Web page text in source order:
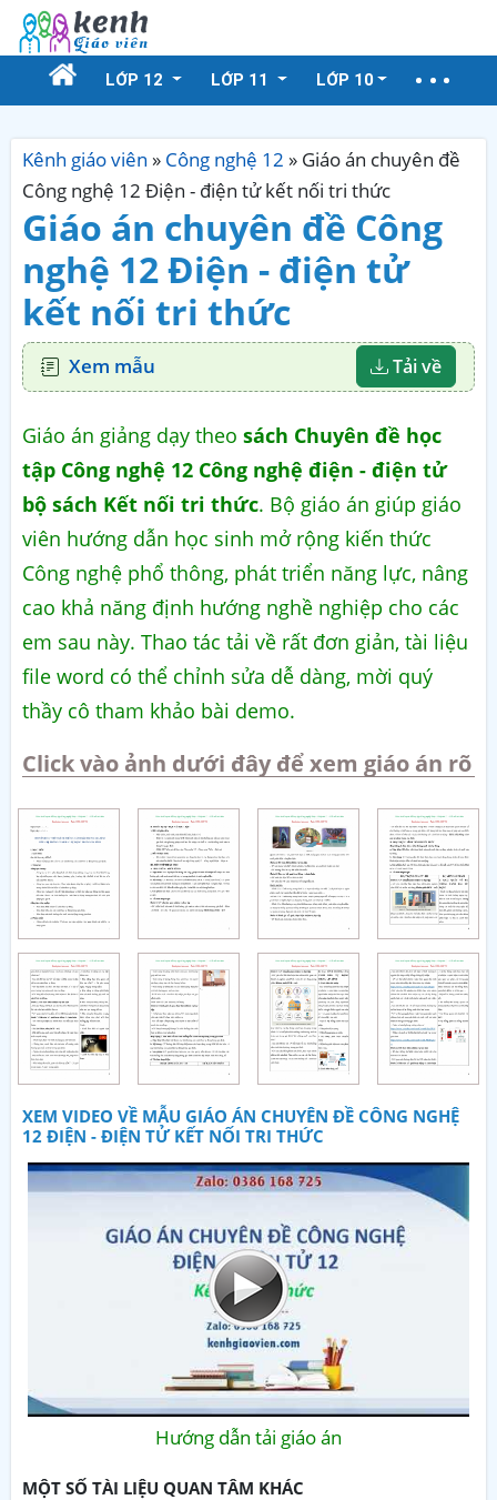
LỚP 12 LỚP 11 LỚP 10
Kênh giáo viên » Công nghệ 12 » Giáo án chuyên đề
Công nghệ 12 Điện - điện tử kết nối tri thức
Giáo án chuyên đề Công
nghệ 12 Điện - điện tử
kết nối tri thức
Xem mẫu Tải về
Giáo án giảng dạy theo sách Chuyên đề học
tập Công nghệ 12 Công nghệ điện - điện tử
bộ sách Kết nối tri thức. Bộ giáo án giúp giáo
viên hướng dẫn học sinh mở rộng kiến thức
Công nghệ phổ thông, phát triển năng lực, nâng
cao khả năng định hướng nghề nghiệp cho các
em sau này. Thao tác tải về rất đơn giản, tài liệu
file word có thể chỉnh sửa dễ dàng, mời quý
thầy cô tham khảo bài demo.
Click vào ảnh dưới đây để xem giáo án rõ
XEM VIDEO VỀ MẪU GIÁO ÁN CHUYÊN ĐỀ CÔNG NGHỆ
12 ĐIỆN - ĐIỆN TỬ KẾT NỐI TRI THỨC
Hướng dẫn tải giáo án
MỘT SỐ TÀI LIỆU QUAN TÂM KHÁC